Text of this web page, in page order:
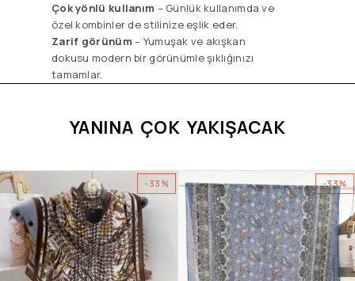
Çok yönlü kullanım – Günlük kullanımda ve
özel kombinler de stilinize eşlik eder.
Zarif görünüm – Yumuşak ve akışkan
dokusu modern bir görünümle şıklığınızı
tamamlar.
YANINA ÇOK YAKIŞACAK
-33% -33%